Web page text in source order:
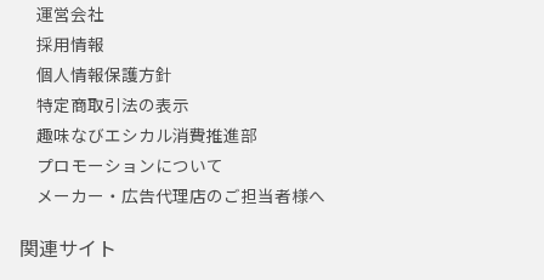
運営会社
採用情報
個人情報保護方針
特定商取引法の表示
趣味なびエシカル消費推進部
プロモーションについて
メーカー・広告代理店のご担当者様へ
関連サイト